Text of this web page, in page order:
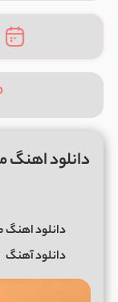
دانلود اهنگ
دانلود اهنگ
دانلود آهنگ